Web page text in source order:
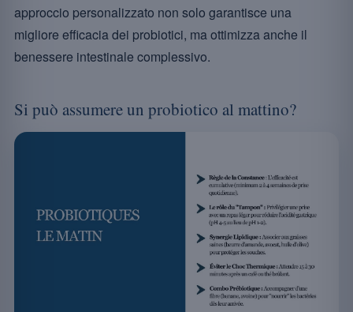
approccio personalizzato non solo garantisce una
migliore efficacia dei probiotici, ma ottimizza anche il
benessere intestinale complessivo.
Si può assumere un probiotico al mattino?